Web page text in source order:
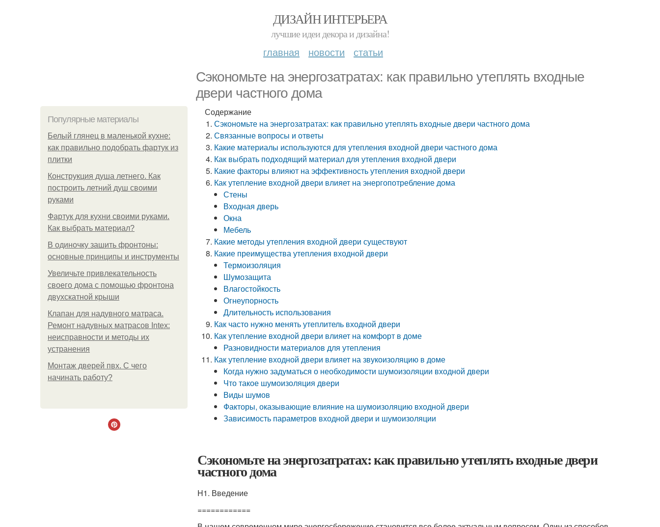
ДИЗАЙН ИНТЕРЬЕРА
лучшие идеи декора и дизайна!
главная новости статьи
Сэкономьте на энергозатратах: как правильно утеплять входные
двери частного дома
Популярные материалы
Белый глянец в маленькой кухне:
как правильно подобрать фартук из
плитки
Конструкция душа летнего. Как
построить летний душ своими
руками
Фартук для кухни своими руками.
Как выбрать материал?
В одиночку зашить фронтоны:
основные принципы и инструменты
Увеличьте привлекательность
своего дома с помощью фронтона
двухскатной крыши
Клапан для надувного матраса.
Ремонт надувных матрасов Intex:
неисправности и методы их
устранения
Монтаж дверей пвх. С чего
начинать работу?
Содержание
Сэкономьте на энергозатратах: как правильно утеплять входные двери частного дома
Связанные вопросы и ответы
Какие материалы используются для утепления входной двери частного дома
Как выбрать подходящий материал для утепления входной двери
Какие факторы влияют на эффективность утепления входной двери
Как утепление входной двери влияет на энергопотребление дома
Стены
Входная дверь
Окна
Мебель
Какие методы утепления входной двери существуют
Какие преимущества утепления входной двери
Термоизоляция
Шумозащита
Влагостойкость
Огнеупорность
Длительность использования
Как часто нужно менять утеплитель входной двери
Как утепление входной двери влияет на комфорт в доме
Разновидности материалов для утепления
Как утепление входной двери влияет на звукоизоляцию в доме
Когда нужно задуматься о необходимости шумоизоляции входной двери
Что такое шумоизоляция двери
Виды шумов
Факторы, оказывающие влияние на шумоизоляцию входной двери
Зависимость параметров входной двери и шумоизоляции
Сэкономьте на энергозатратах: как правильно утеплять входные двери
частного дома
H1. Введение
============